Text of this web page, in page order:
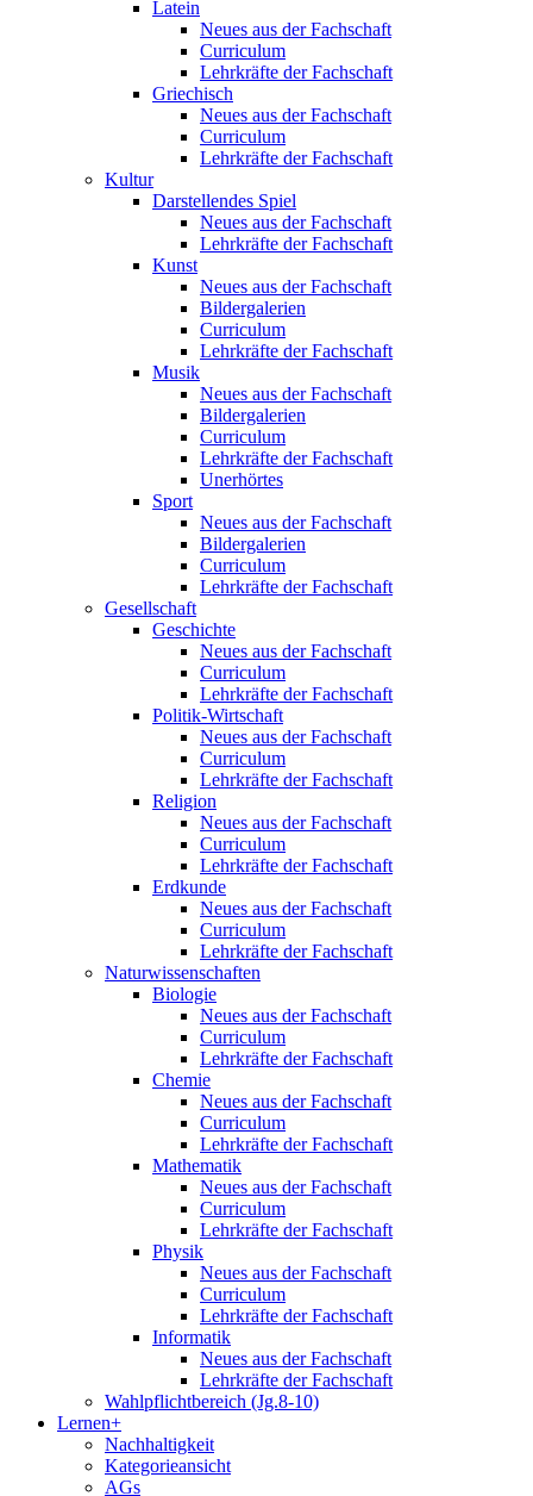
Latein
Neues aus der Fachschaft
Curriculum
Lehrkräfte der Fachschaft
Griechisch
Neues aus der Fachschaft
Curriculum
Lehrkräfte der Fachschaft
Kultur
Darstellendes Spiel
Neues aus der Fachschaft
Lehrkräfte der Fachschaft
Kunst
Neues aus der Fachschaft
Bildergalerien
Curriculum
Lehrkräfte der Fachschaft
Musik
Neues aus der Fachschaft
Bildergalerien
Curriculum
Lehrkräfte der Fachschaft
Unerhörtes
Sport
Neues aus der Fachschaft
Bildergalerien
Curriculum
Lehrkräfte der Fachschaft
Gesellschaft
Geschichte
Neues aus der Fachschaft
Curriculum
Lehrkräfte der Fachschaft
Politik-Wirtschaft
Neues aus der Fachschaft
Curriculum
Lehrkräfte der Fachschaft
Religion
Neues aus der Fachschaft
Curriculum
Lehrkräfte der Fachschaft
Erdkunde
Neues aus der Fachschaft
Curriculum
Lehrkräfte der Fachschaft
Naturwissenschaften
Biologie
Neues aus der Fachschaft
Curriculum
Lehrkräfte der Fachschaft
Chemie
Neues aus der Fachschaft
Curriculum
Lehrkräfte der Fachschaft
Mathematik
Neues aus der Fachschaft
Curriculum
Lehrkräfte der Fachschaft
Physik
Neues aus der Fachschaft
Curriculum
Lehrkräfte der Fachschaft
Informatik
Neues aus der Fachschaft
Lehrkräfte der Fachschaft
Wahlpflichtbereich (Jg.8-10)
Lernen+
Nachhaltigkeit
Kategorieansicht
AGs